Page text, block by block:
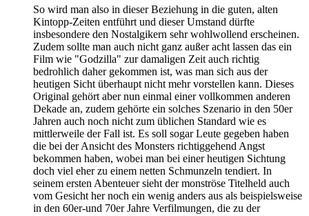
So wird man also in dieser Beziehung in die guten, alten
Kintopp-Zeiten entführt und dieser Umstand dürfte
insbesondere den Nostalgikern sehr wohlwollend erscheinen.
Zudem sollte man auch nicht ganz außer acht lassen das ein
Film wie "Godzilla" zur damaligen Zeit auch richtig
bedrohlich daher gekommen ist, was man sich aus der
heutigen Sicht überhaupt nicht mehr vorstellen kann. Dieses
Original gehört aber nun einmal einer vollkommen anderen
Dekade an, zudem gehörte ein solches Szenario in den 50er
Jahren auch noch nicht zum üblichen Standard wie es
mittlerweile der Fall ist. Es soll sogar Leute gegeben haben
die bei der Ansicht des Monsters richtiggehend Angst
bekommen haben, wobei man bei einer heutigen Sichtung
doch viel eher zu einem netten Schmunzeln tendiert. In
seinem ersten Abenteuer sieht der monströse Titelheld auch
vom Gesicht her noch ein wenig anders aus als beispielsweise
in den 60er-und 70er Jahre Verfilmungen, die zu der